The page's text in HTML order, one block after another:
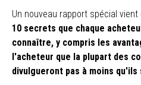
Un nouveau rapport spécial
10 secrets que chaque
connaître, y compris les
l'acheteur que la plupart des
divulgueront pas à moins